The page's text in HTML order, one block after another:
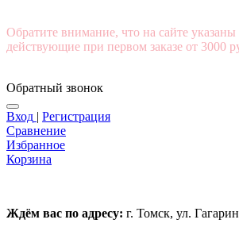
Обратите внимание, что на сайте
действующие при первом заказе от 3000
Обратный звонок
Вход | Регистрация
Сравнение
Избранное
Корзина
Ждём вас по адресу: г. Томск, ул.